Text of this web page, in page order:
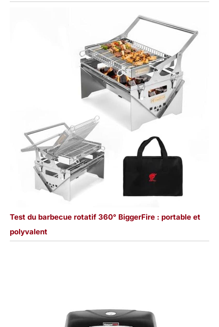
Test du barbecue rotatif 360° BiggerFire : portable et
polyvalent